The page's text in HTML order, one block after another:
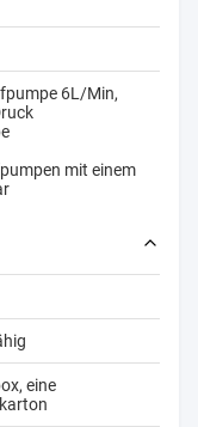
6L/Min,
mit einem
eine